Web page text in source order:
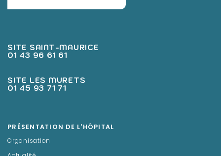
SITE SAINT-MAURICE
01 43 96 61 61
SITE LES MURETS
01 45 93 71 71
PRÉSENTATION DE L'HÔPITAL
Organisation